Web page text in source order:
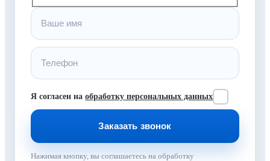
Я согласен на обработку персональных данных
Нажимая кнопку, вы соглашаетесь на обработку